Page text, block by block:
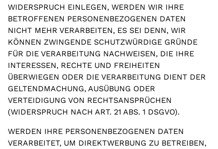
WIDERSPRUCH EINLEGEN, WERDEN WIR IHRE
BETROFFENEN PERSONENBEZOGENEN DATEN
NICHT MEHR VERARBEITEN, ES SEI DENN, WIR
KÖNNEN ZWINGENDE SCHUTZWÜRDIGE GRÜNDE
FÜR DIE VERARBEITUNG NACHWEISEN, DIE IHRE
INTERESSEN, RECHTE UND FREIHEITEN
ÜBERWIEGEN ODER DIE VERARBEITUNG DIENT DER
GELTENDMACHUNG, AUSÜBUNG ODER
VERTEIDIGUNG VON RECHTSANSPRÜCHEN
(WIDERSPRUCH NACH ART. 21 ABS. 1 DSGVO).
WERDEN IHRE PERSONENBEZOGENEN DATEN
VERARBEITET, UM DIREKTWERBUNG ZU BETREIBEN,